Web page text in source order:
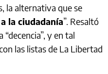
la alternativa que se
la ciudadanía”. Resaltó
y en tal
las listas de La Libertad